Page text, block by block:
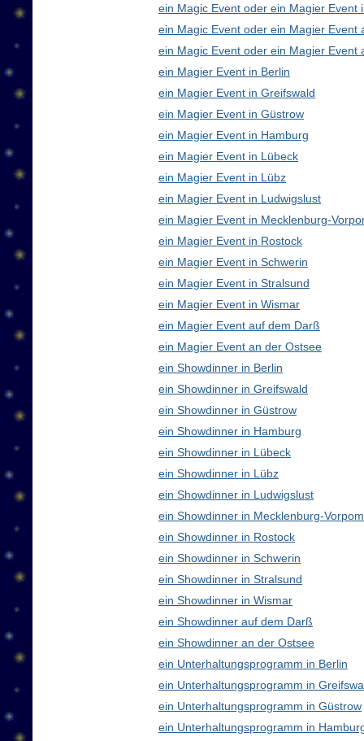
ein Magic Event oder ein Magier Event
ein Magic Event oder ein Magier Event
ein Magic Event oder ein Magier Event
ein Magier Event in Berlin
ein Magier Event in Greifswald
ein Magier Event in Güstrow
ein Magier Event in Hamburg
ein Magier Event in Lübeck
ein Magier Event in Lübz
ein Magier Event in Ludwigslust
ein Magier Event in Mecklenburg-
ein Magier Event in Rostock
ein Magier Event in Schwerin
ein Magier Event in Stralsund
ein Magier Event in Wismar
ein Magier Event auf dem Darß
ein Magier Event an der Ostsee
ein Showdinner in Berlin
ein Showdinner in Greifswald
ein Showdinner in Güstrow
ein Showdinner in Hamburg
ein Showdinner in Lübeck
ein Showdinner in Lübz
ein Showdinner in Ludwigslust
ein Showdinner in Mecklenburg-
ein Showdinner in Rostock
ein Showdinner in Schwerin
ein Showdinner in Stralsund
ein Showdinner in Wismar
ein Showdinner auf dem Darß
ein Showdinner an der Ostsee
ein Unterhaltungsprogramm in Berlin
ein Unterhaltungsprogramm in
ein Unterhaltungsprogramm in Güstrow
ein Unterhaltungsprogramm in